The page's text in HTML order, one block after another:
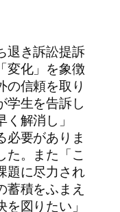
退き訴訟提訴
変化」を象徴
の信頼を取り
学生を告訴し
解消し」
必要がありま
た。また「こ
題に尽力され
積をふまえ
図りたい」